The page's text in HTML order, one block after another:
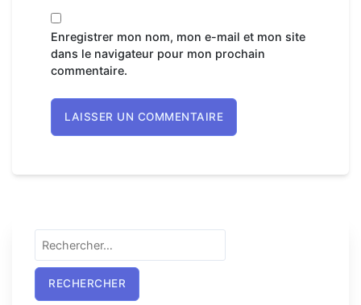
Enregistrer mon nom, mon e-mail et mon site
dans le navigateur pour mon prochain
commentaire.
Rechercher :